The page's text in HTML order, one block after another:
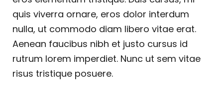
quis viverra ornare, eros dolor interdum
nulla, ut commodo diam libero vitae erat.
Aenean faucibus nibh et justo cursus id
rutrum lorem imperdiet. Nunc ut sem vitae
risus tristique posuere.